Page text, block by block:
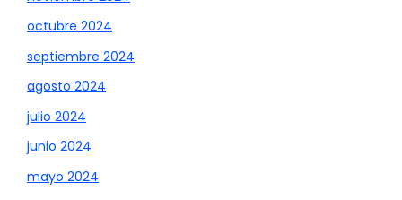
octubre 2024
septiembre 2024
agosto 2024
julio 2024
junio 2024
mayo 2024